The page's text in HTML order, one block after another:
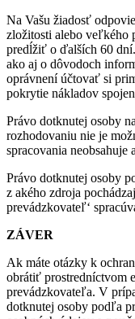
Na Vašu žiadosť
zložitosti alebo veľkého
predĺžiť o ďalších 60
ako aj o dôvodoch
oprávnení účtovať si
pokrytie nákladov
Právo dotknutej osoby
rozhodovaniu nie je
spracovania neobsahuje
Právo dotknutej osoby
z akého zdroja
prevádzkovateľ‘
ZÁVER
Ak máte otázky k
obrátiť prostredníctvom
prevádzkovateľa. V
dotknutej osoby podľa